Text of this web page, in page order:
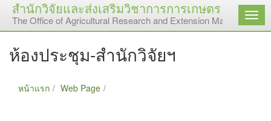
สำนักวิจัยและส่งเสริมวิชาการการเกษตร มหาวิท
The Office of Agricultural Research and Extension Maejo เมนู
ห้องประชุม-สำนักวิจัยฯ
หน้าแรก Web Page